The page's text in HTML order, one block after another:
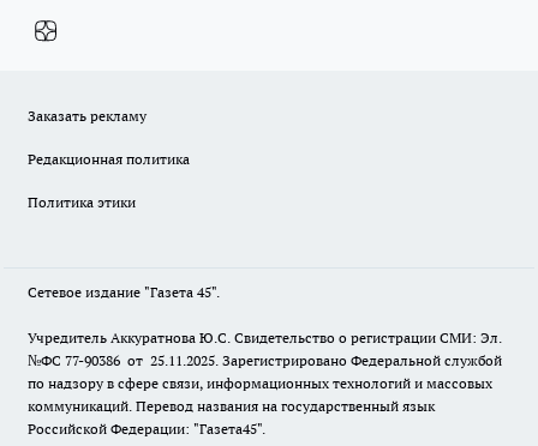
Заказать рекламу
Редакционная политика
Политика этики
Сетевое издание "Газета 45".
Учредитель Аккуратнова Ю.С. Свидетельство о регистрации СМИ: Эл.
№ФС 77-90386 от 25.11.2025. Зарегистрировано Федеральной службой
по надзору в сфере связи, информационных технологий и массовых
коммуникаций. Перевод названия на государственный язык
Российской Федерации: "Газета45".